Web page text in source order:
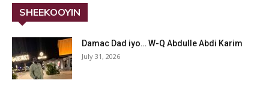
SHEEKOOYIN
Damac Dad iyo… W-Q Abdulle Abdi Karim
July 31, 2026